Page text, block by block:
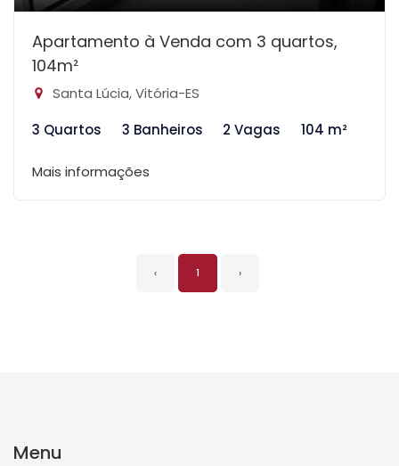
Apartamento à Venda com 3 quartos,
104m²
Santa Lúcia, Vitória-ES
3 Quartos
3 Banheiros 2 Vagas 104 m²
Mais informações
‹ 1 ›
Menu